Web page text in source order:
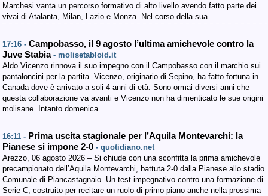
Marchesi vanta un percorso formativo di alto livello avendo fatto parte dei
vivai di Atalanta, Milan, Lazio e Monza. Nel corso della sua…
17:16 - Campobasso, il 9 agosto l’ultima amichevole contro la
Juve Stabia - molisetabloid.it
Aldo Vicenzo rinnova il suo impegno con il Campobasso con il marchio sui
pantaloncini per la partita. Vicenzo, originario di Sepino, ha fatto fortuna in
Canada dove è arrivato a soli 4 anni di età. Sono ormai diversi anni che
questa collaborazione va avanti e Vicenzo non ha dimenticato le sue origini
molisane. Intanto domenica…
16:11 - Prima uscita stagionale per l’Aquila Montevarchi: la
Pianese si impone 2-0 - quotidiano.net
Arezzo, 06 agosto 2026 – Si chiude con una sconfitta la prima amichevole
precampionato dell’Aquila Montevarchi, battuta 2-0 dalla Pianese allo stadio
Comunale di Piancastagnaio. Un test impegnativo contro una formazione di
Serie C, costruito per recitare un ruolo di primo piano anche nella prossima